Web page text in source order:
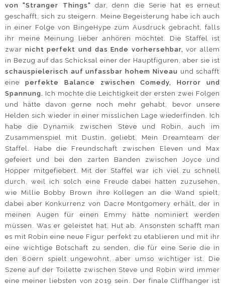
von "Stranger Things" dar, denn die Serie hat es erneut
geschafft, sich zu steigern. Meine Begeisterung habe ich auch
in einer Folge von BingeHype zum Ausdruck gebracht, falls
ihr meine Meinung lieber anhören möchtet. Die Staffel ist
zwar nicht perfekt und das Ende vorhersehbar, vor allem
in Bezug auf das Schicksal einer der Hauptfiguren, aber sie ist
schauspielerisch auf unfassbar hohem Niveau und schafft
eine perfekte Balance zwischen Comedy, Horror und
Spannung. Ich mochte die Leichtigkeit der ersten zwei Folgen
und hätte davon gerne noch mehr gehabt, bevor unsere
Helden sich wieder in einer misslichen Lage wiederfinden. Ich
habe die Dynamik zwischen Steve und Robin, auch im
Zusammenspiel mit Dustin, geliebt. Mein Dreamteam der
Staffel. Habe die Freundschaft zwischen Eleven und Max
gefeiert und bei den zarten Banden zwischen Joyce und
Hopper mitgefiebert. Mit der Staffel war ich viel zu schnell
durch, weil ich solch eine Freude dabei hatten zuzusehen,
wie Millie Bobby Brown ihre Kollegen an die Wand spielt,
dabei aber Konkurrenz von Dacre Montgomery erhält, der in
meinen Augen für einen Emmy hätte nominiert werden
müssen. Was er geleistet hat, Hut ab. Ansonsten schafft man
es mit Robin eine neue Figur perfekt zu etablieren und mit ihr
eine wichtige Botschaft zu senden, die für eine Serie die in
den 80ern spielt ungewohnt, aber umso wichtiger ist. Die
Szene auf der Toilette zwischen Steve und Robin wird immer
eine meiner liebsten von 2019 sein. Der finale Cliffhanger ist